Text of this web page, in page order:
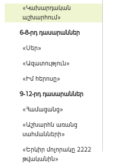
«Կախարդական
աշխարհում»
6-8-րդ դասարաններ
«Սեր»
«Ազատություն»
«Իմ հերոսը»
9-12-րդ դասարաններ
«Համացանց»
«Աշխարհն առանց
սահմանների»
«Երկիր մոլորակը 2222
թվականին»